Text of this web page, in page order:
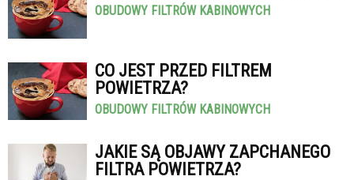
OBUDOWY FILTRÓW KABINOWYCH
CO JEST PRZED FILTREM
POWIETRZA?
OBUDOWY FILTRÓW KABINOWYCH
JAKIE SĄ OBJAWY ZAPCHANEGO
FILTRA POWIETRZA?